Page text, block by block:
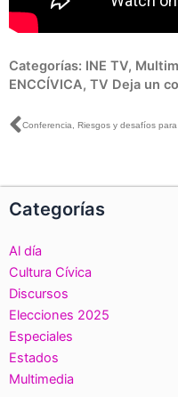
Categorías: INE TV,
ENCCÍVICA, TV Deja un
Ant
Categorías
Al día
Cultura Cívica
Discursos
Elecciones 2025
Especiales
Estados
Multimedia